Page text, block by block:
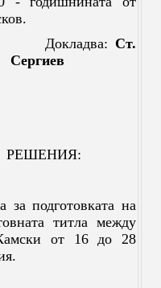
Докладва: Ст.
Сергиев
за подготовката на
титла между
от 16 до 28